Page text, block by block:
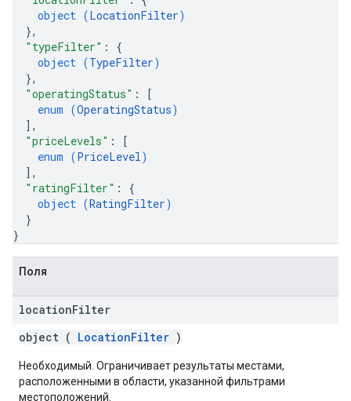
object (LocationFilter)
},
"typeFilter" : {
object (TypeFilter)
},
"operatingStatus" :
[
enum (OperatingStatus)
] ,
"priceLevels" :
[
enum (PriceLevel)
] ,
"ratingFilter" : {
object (RatingFilter)
}
}
Поля
locationFilter
object ( LocationFilter )
Необходимый. Ограничивает результаты местами,
расположенными в области, указанной фильтрами
местоположений.